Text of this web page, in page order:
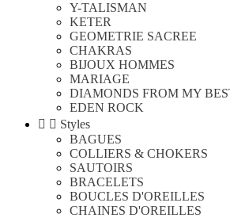
Y-TALISMAN
KETER
GEOMETRIE SACREE
CHAKRAS
BIJOUX HOMMES
MARIAGE
DIAMONDS FROM MY
EDEN ROCK
  Styles
BAGUES
COLLIERS & CHOKERS
SAUTOIRS
BRACELETS
BOUCLES D'OREILLES
CHAINES D'OREILLES